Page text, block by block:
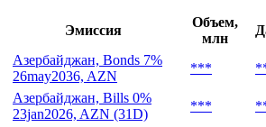
Эмиссия
Объем,
млн
Азербайджан, Bonds 7%
26may2036, AZN
***
Азербайджан, Bills 0%
23jan2026, AZN (31D)
***